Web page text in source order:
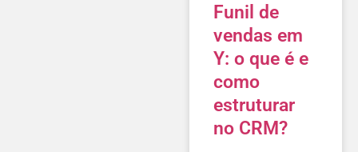
Funil de
vendas em
Y: o que é e
como
estruturar
no CRM?